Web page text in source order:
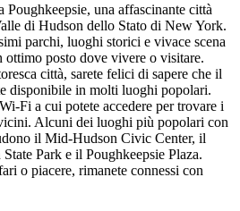
Poughkeepsie, una affascinante città
di Hudson dello Stato di New York.
parchi, luoghi storici e vivace scena
ottimo posto dove vivere o visitare.
città, sarete felici di sapere che il
disponibile in molti luoghi popolari.
Fi a cui potete accedere per trovare i
Alcuni dei luoghi più popolari con
il Mid-Hudson Civic Center, il
Park e il Poughkeepsie Plaza.
o piacere, rimanete connessi con